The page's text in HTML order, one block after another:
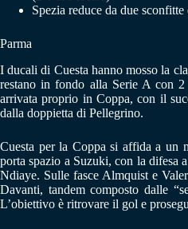
Spezia reduce da due
Parma
I ducali di Cuesta hanno mosso la
restano in fondo alla Serie A con
arrivata proprio in Coppa, con il
dalla doppietta di Pellegrino.
Cuesta per la Coppa si affida a un
porta spazio a Suzuki, con la difesa
Ndiaye. Sulle fasce Almquist e
Davanti, tandem composto dalle
L’obiettivo è ritrovare il gol e